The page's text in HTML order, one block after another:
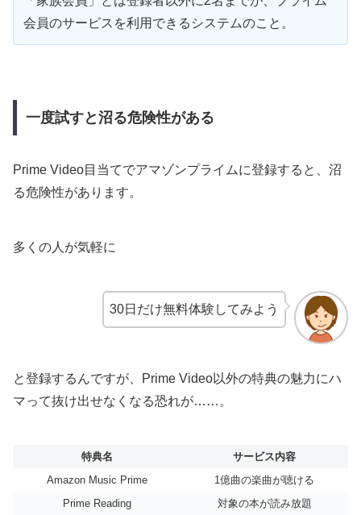
会員のサービスを利用できるシステムのこと。
一度試すと沼る危険性がある
Prime Video目当てでアマゾンプライムに登録すると、沼
る危険性があります。
多くの人が気軽に
30日だけ無料体験してみよう
と登録するんですが、Prime Video以外の特典の魅力にハ
マって抜け出せなくなる恐れが……。
特典名
サービス内容
Amazon Music Prime
1億曲の楽曲が聴ける
Prime Reading
対象の本が読み放題